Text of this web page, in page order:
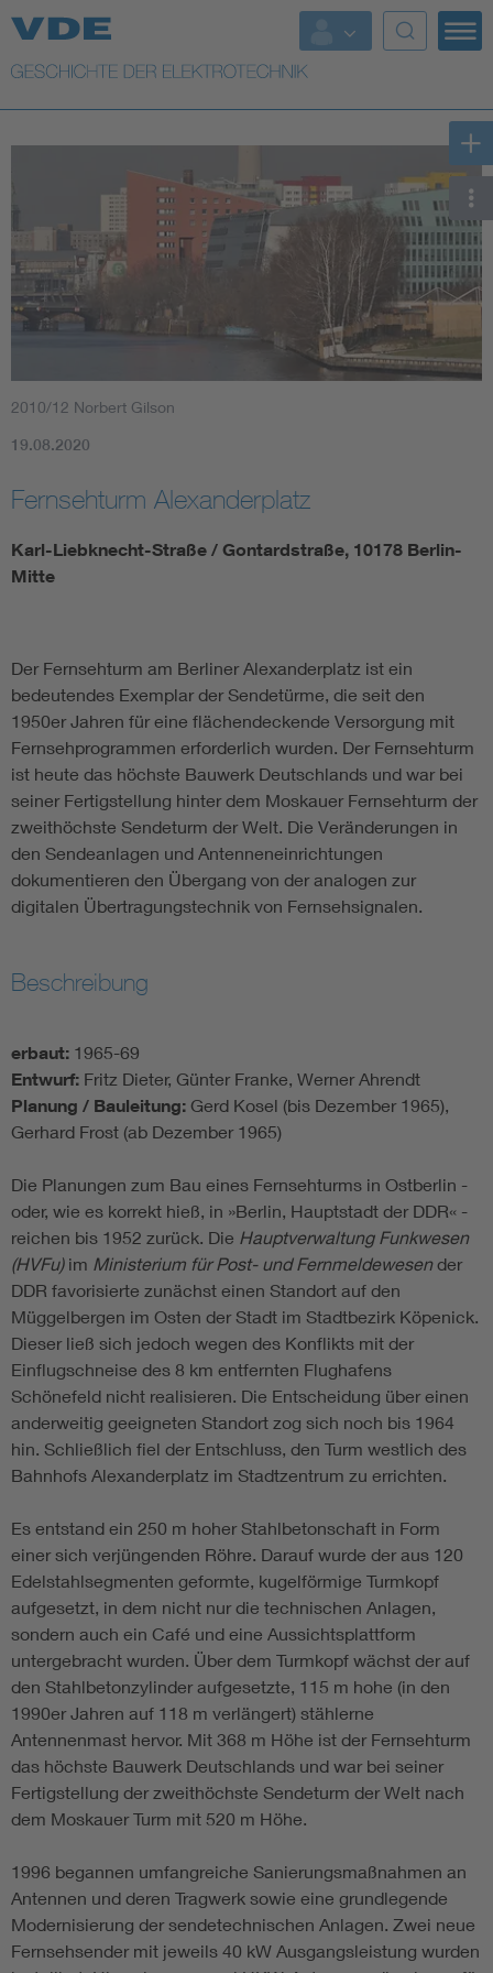
Top Themen
Weitere Themen
2010/12 Norbert Gilson
19.08.2020
Fernsehturm Alexanderplatz
Karl-Liebknecht-Straße / Gontardstraße, 10178 Berlin-
Mitte
Der Fernsehturm am Berliner Alexanderplatz ist ein
bedeutendes Exemplar der Sendetürme, die seit den
1950er Jahren für eine flächendeckende Versorgung mit
Fernsehprogrammen erforderlich wurden. Der Fernsehturm
ist heute das höchste Bauwerk Deutschlands und war bei
seiner Fertigstellung hinter dem Moskauer Fernsehturm der
zweithöchste Sendeturm der Welt. Die Veränderungen in
den Sendeanlagen und Antenneneinrichtungen
dokumentieren den Übergang von der analogen zur
digitalen Übertragungstechnik von Fernsehsignalen.
Beschreibung
erbaut: 1965-69
Entwurf: Fritz Dieter, Günter Franke, Werner Ahrendt
Planung / Bauleitung: Gerd Kosel (bis Dezember 1965),
Gerhard Frost (ab Dezember 1965)
Die Planungen zum Bau eines Fernsehturms in Ostberlin -
oder, wie es korrekt hieß, in »Berlin, Hauptstadt der DDR« -
reichen bis 1952 zurück. Die Hauptverwaltung Funkwesen
(HVFu)im Ministerium für Post- und Fernmeldewesender
DDR favorisierte zunächst einen Standort auf den
Müggelbergen im Osten der Stadt im Stadtbezirk Köpenick.
Dieser ließ sich jedoch wegen des Konflikts mit der
Einflugschneise des 8 km entfernten Flughafens
Schönefeld nicht realisieren. Die Entscheidung über einen
anderweitig geeigneten Standort zog sich noch bis 1964
hin. Schließlich fiel der Entschluss, den Turm westlich des
Bahnhofs Alexanderplatz im Stadtzentrum zu errichten.
Es entstand ein 250 m hoher Stahlbetonschaft in Form
einer sich verjüngenden Röhre. Darauf wurde der aus 120
Edelstahlsegmenten geformte, kugelförmige Turmkopf
aufgesetzt, in dem nicht nur die technischen Anlagen,
sondern auch ein Café und eine Aussichtsplattform
untergebracht wurden. Über dem Turmkopf wächst der auf
den Stahlbetonzylinder aufgesetzte, 115 m hohe (in den
1990er Jahren auf 118 m verlängert) stählerne
Antennenmast hervor. Mit 368 m Höhe ist der Fernsehturm
das höchste Bauwerk Deutschlands und war bei seiner
Fertigstellung der zweithöchste Sendeturm der Welt nach
dem Moskauer Turm mit 520 m Höhe.
1996 begannen umfangreiche Sanierungsmaßnahmen an
Antennen und deren Tragwerk sowie eine grundlegende
Modernisierung der sendetechnischen Anlagen. Zwei neue
Fernsehsender mit jeweils 40 kW Ausgangsleistung wurden